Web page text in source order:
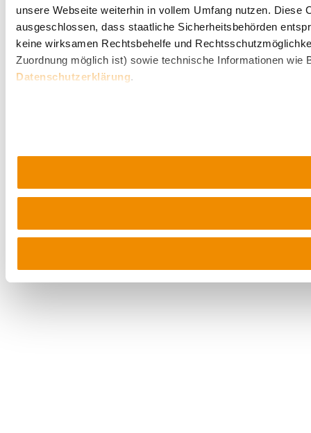
unsere Webseite weiterhin in vollem Umfang nutzen.
ausgeschlossen, dass staatliche Sicherheitsbehörden
keine wirksamen Rechtsbehelfe und
Zuordnung möglich ist) sowie technische Informationen
Datenschutzerklärung.